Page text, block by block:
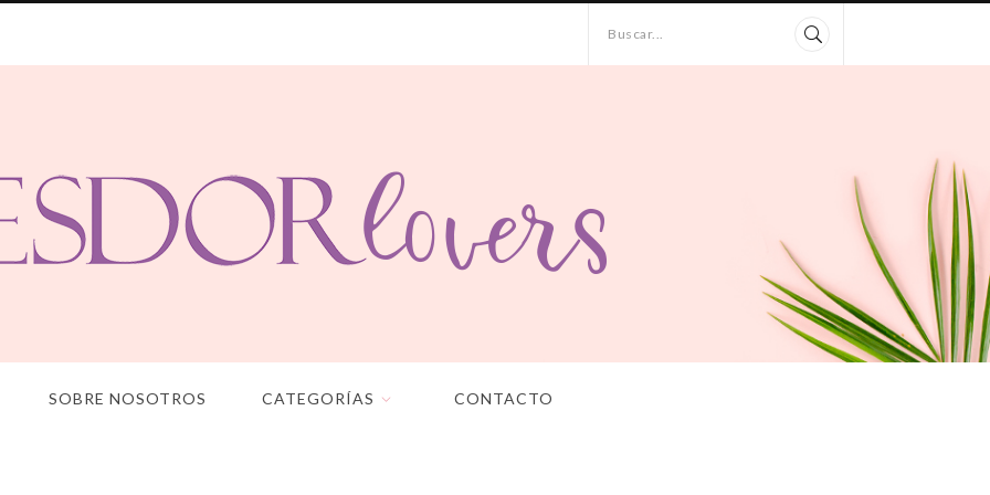
Buscar...
SOBRE NOSOTROS CATEGORÍAS CONTACTO